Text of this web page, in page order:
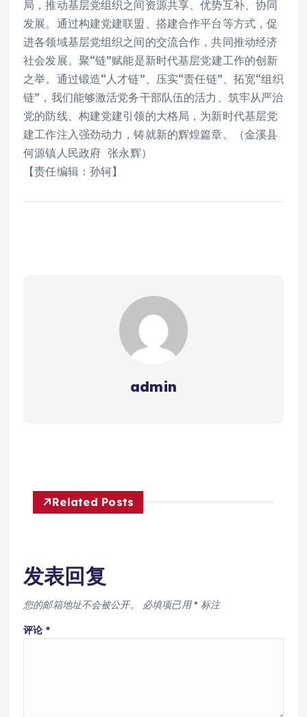
局，推动基层党组织之间资源共享、优势互补、协同
发展。通过构建党建联盟、搭建合作平台等方式，促
进各领域基层党组织之间的交流合作，共同推动经济
社会发展。聚“链”赋能是新时代基层党建工作的创新
之举。通过锻造“人才链”、压实“责任链”、拓宽“组织
链”，我们能够激活党务干部队伍的活力、筑牢从严治
党的防线、构建党建引领的大格局，为新时代基层党
建工作注入强劲动力，铸就新的辉煌篇章。（金溪县
何源镇人民政府 张永辉）
【责任编辑：孙轲】
admin
Related Posts
发表回复
您的邮箱地址不会被公开。 必填项已用* 标注
评论 *